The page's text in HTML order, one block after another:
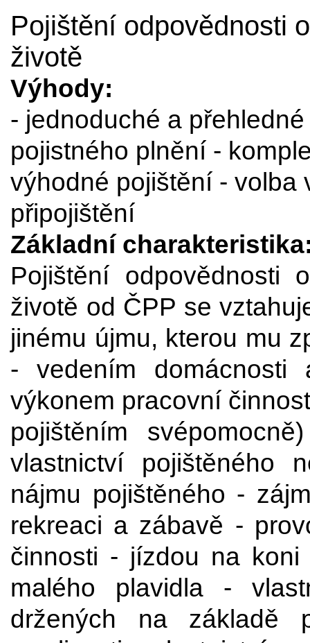
Pojištění odpovědnosti
životě
Výhody:
- jednoduché a
pojistného plnění -
výhodné pojištění - volba
připojištění
Základní
Pojištění odpovědnosti
životě od ČPP se
jinému újmu, kterou mu
- vedením
výkonem pracovní
pojištěním
vlastnictví pojištěného
nájmu pojištěného -
rekreaci a zábavě -
činnosti - jízdou na
malého plavidla -
držených na základě